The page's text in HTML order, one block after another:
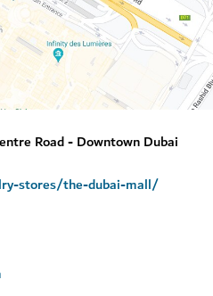
Road - Downtown Dubai
stores/the-dubai-mall/